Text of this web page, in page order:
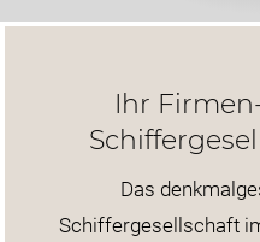
Ihr
Das
Schiffergesellschaft